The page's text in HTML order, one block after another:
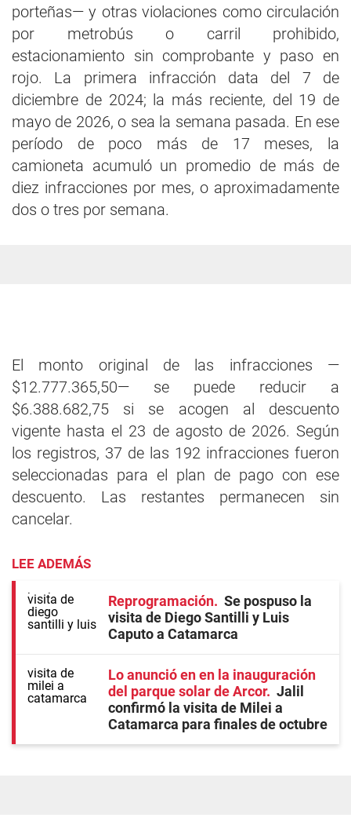
porteñas— y otras violaciones como circulación
por metrobús o carril prohibido,
estacionamiento sin comprobante y paso en
rojo. La primera infracción data del 7 de
diciembre de 2024; la más reciente, del 19 de
mayo de 2026, o sea la semana pasada. En ese
período de poco más de 17 meses, la
camioneta acumuló un promedio de más de
diez infracciones por mes, o aproximadamente
dos o tres por semana.
El monto original de las infracciones —
$12.777.365,50— se puede reducir a
$6.388.682,75 si se acogen al descuento
vigente hasta el 23 de agosto de 2026. Según
los registros, 37 de las 192 infracciones fueron
seleccionadas para el plan de pago con ese
descuento. Las restantes permanecen sin
cancelar.
LEE ADEMÁS
Reprogramación
Se pospuso la
visita de Diego Santilli y Luis
Caputo a Catamarca
Lo anunció en en la inauguración
del parque solar de Arcor
Jalil
confirmó la visita de Milei a
Catamarca para finales de octubre